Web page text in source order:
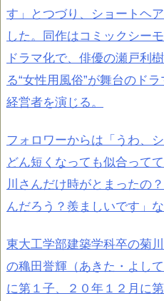
す」とつづり、ショートヘ
した。同作はコミックシー
ドラマ化で、俳優の瀬戸利
る“女性用風俗”が舞台のド
経営者を演じる。
フォロワーからは「うわ、
どん短くなっても似合って
川さんだけ時がとまったの
んだろう？羨ましいです」
東大工学部建築学科卒の菊
の穐田誉輝（あきた・よし
に第１子、２０年１２月に